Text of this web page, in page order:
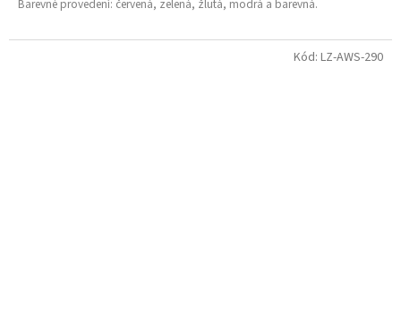
Barevné provedení: červená, zelená, žlutá, modrá a barevná.
Kód: LZ-AWS-290